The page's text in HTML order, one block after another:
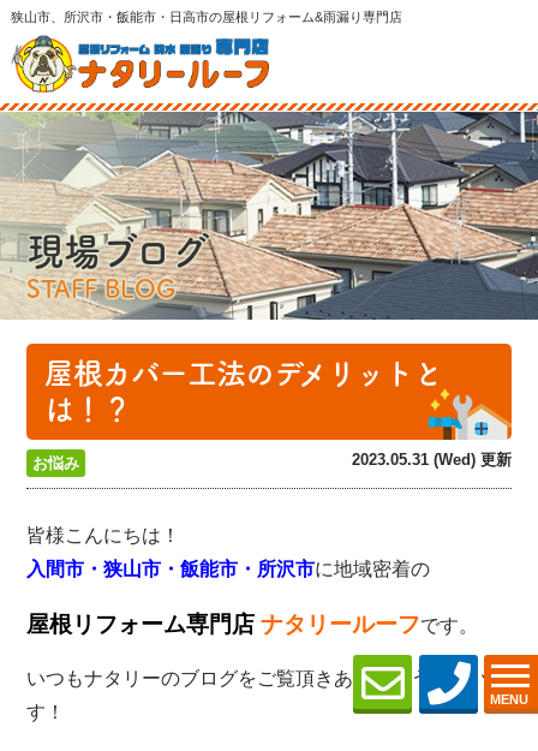
狭山市、所沢市・飯能市・日高市の屋根リフォーム&雨漏り専門店
MENU
現場ブログ
STAFF BLOG
屋根カバー工法のデメリットと
は！？
お悩み 2023.05.31 (Wed) 更新
皆様こんにちは！
入間市・狭山市・飯能市・所沢市に地域密着の
屋根リフォーム専門店 ナタリールーフです。
いつもナタリーのブログをご覧頂きありがとうございま
す！